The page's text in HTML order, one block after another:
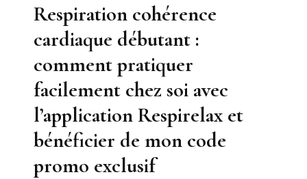
Respiration cohérence
cardiaque débutant :
comment pratiquer
facilement chez soi avec
l’application Respirelax et
bénéficier de mon code
promo exclusif